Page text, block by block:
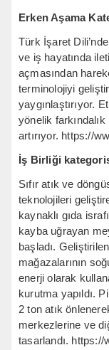
Erken Aşama
Türk İşaret
ve iş hayatında
açmasından
terminolojiyi
yaygınlaştırıyor.
yönelik farkındalık
artırıyor. https://
İş Birliği
Sıfır atık ve
teknolojileri
kaynaklı gıda
kayba uğrayan
başladı.
mağazalarının
enerji olarak
kurutma yapıldı.
2 ton atık
merkezlerine ve
tasarlandı.